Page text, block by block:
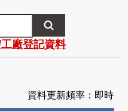
工廠登記資料
資料更新頻率：即時